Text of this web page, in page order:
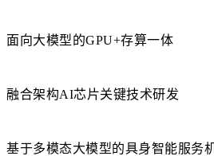
面向大模型的GPU+存算一体
融合架构AI芯片关键技术研发
基于多模态大模型的具身智能服务